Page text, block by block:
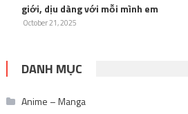
giới, dịu dàng với mỗi mình em
October 21, 2025
DANH MỤC
Anime – Manga